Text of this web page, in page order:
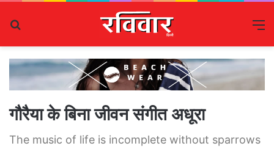
गौरैया के बिना जीवन संगीत अधूरा
The music of life is incomplete without sparrows